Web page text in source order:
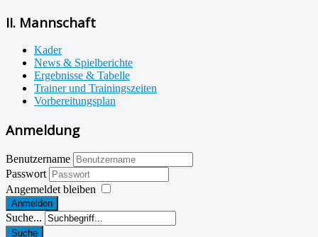
II. Mannschaft
Kader
News & Spielberichte
Ergebnisse & Tabelle
Trainer und Trainingszeiten
Vorbereitungsplan
Anmeldung
Benutzername
Passwort
Angemeldet bleiben
Anmelden
Suche...
Suche